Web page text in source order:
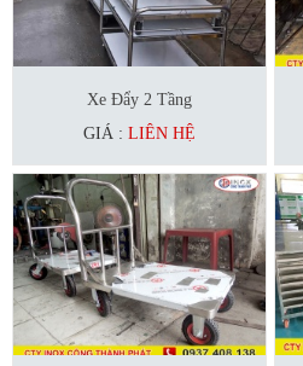
Xe Đẩy 2 Tầng
GIÁ : LIÊN HỆ